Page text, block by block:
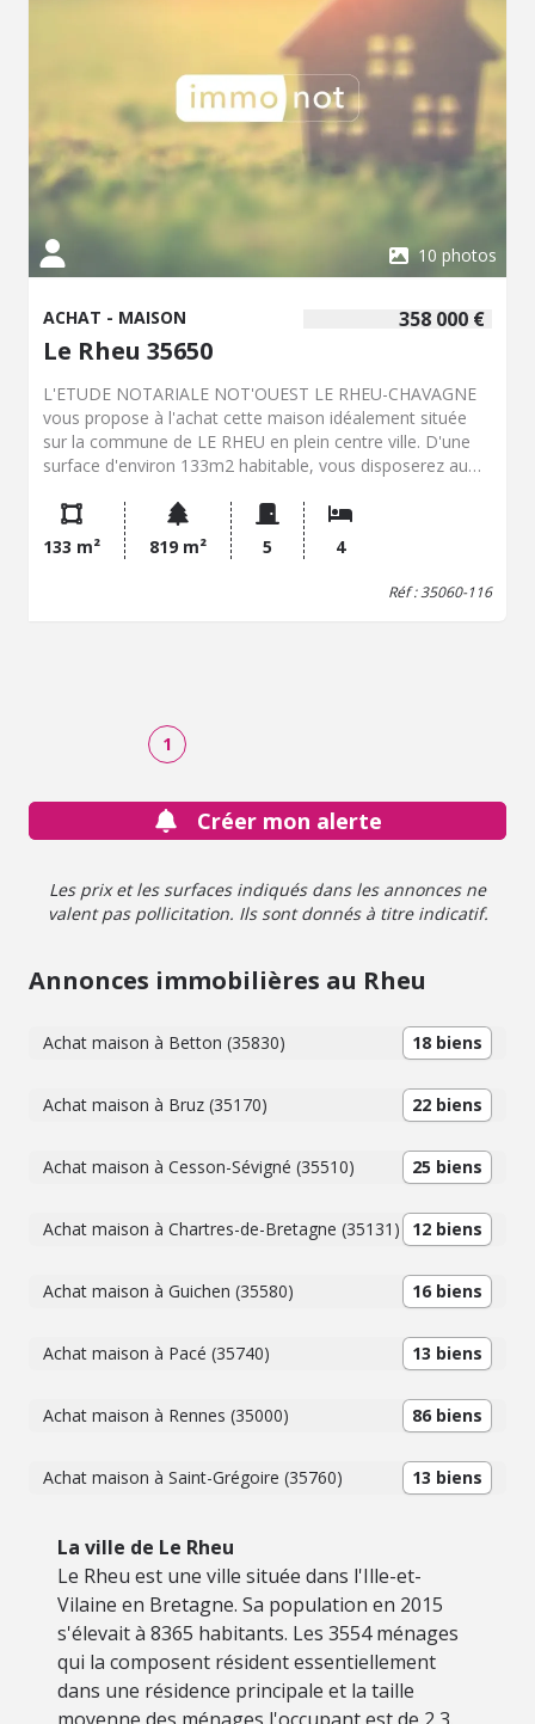
L'HOTELLIER - Jean-François LE COULS - Annabelle
LAIRIE-VILLAIN - 9 rue du Docteur Wagner - 35650 LE
RHEU - 25 avenue de la Mairie - 35310 CHAVAGNE - Les
informations sur les risques auxquels ce bien est exposé
sont disponibles sur le site Géorisques : www. georisques.
gouv. fr
10 photos
358 000 €
ACHAT - MAISON
Le Rheu 35650
L'ETUDE NOTARIALE NOT'OUEST LE RHEU-CHAVAGNE
vous propose à l'achat cette maison idéalement située
sur la commune de LE RHEU en plein centre ville. D'une
surface d'environ 133m2 habitable, vous disposerez au
d'une cuisine aménagée avec arrière cuisine, de deux
chambres dont une avec placard, d'une salle d'eau et d'un
wc A l'étage, 2 chambres, salle de bains et wc, grand
grenier . Cette maison à un fort potentiel et se situe dans
informations sur les risques auxquels ce bien est exposé
sont disponibles sur le site Géorisques : www. georisques.
133 m² 819 m² 5 4
Réf : 35060-116
1
Créer mon alerte
Les prix et les surfaces indiqués dans les annonces ne
valent pas pollicitation. Ils sont donnés à titre indicatif.
Annonces immobilières au Rheu
Achat maison à Betton (35830) 18 biens
Achat maison à Bruz (35170) 22 biens
Achat maison à Cesson-Sévigné (35510) 25 biens
Achat maison à Chartres-de-Bretagne (35131) 12 biens
Achat maison à Guichen (35580) 16 biens
Achat maison à Pacé (35740) 13 biens
Achat maison à Rennes (35000) 86 biens
Achat maison à Saint-Grégoire (35760) 13 biens
La ville de Le Rheu
Le Rheu est une ville située dans l'Ille-et-
Vilaine en Bretagne. Sa population en 2015
s'élevait à 8365 habitants. Les 3554 ménages
qui la composent résident essentiellement
dans une résidence principale et la taille